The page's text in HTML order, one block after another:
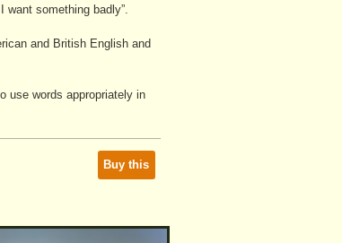
something badly”.
and British English and
use words appropriately in
Buy this